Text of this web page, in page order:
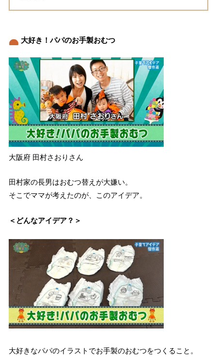
大好き！パパのお手製おむつ
大阪府 田村さおりさん
田村家の長男はおむつ替えが大嫌い。
そこでママが考えたのが、このアイデア。
＜どんなアイデア？＞
大好きなパパのイラストでお手製のおむつをつくること。